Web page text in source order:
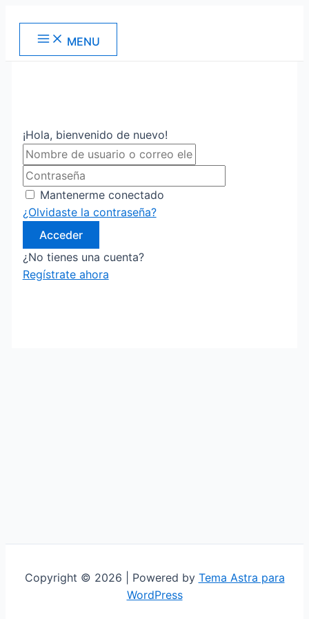
Main MENU
¡Hola, bienvenido de nuevo!
Mantenerme conectado
¿Olvidaste la contraseña?
Acceder
¿No tienes una cuenta?
Regístrate ahora
Copyright © 2026 | Powered by Tema Astra para
WordPress